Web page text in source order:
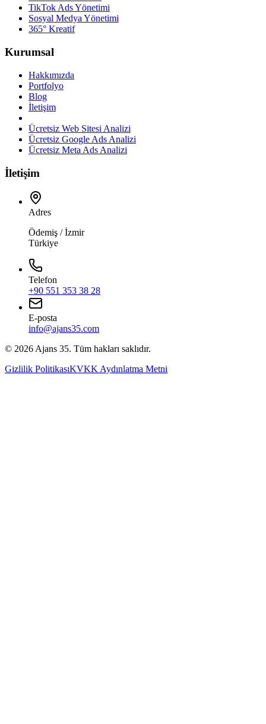
TikTok Ads Yönetimi
Sosyal Medya Yönetimi
365° Kreatif
Kurumsal
Hakkımızda
Portfolyo
Blog
İletişim
Ücretsiz Web Sitesi Analizi
Ücretsiz Google Ads Analizi
Ücretsiz Meta Ads Analizi
İletişim
Adres
Ödemiş / İzmir
Türkiye
Telefon
+90 551 353 38 28
E-posta
info@ajans35.com
© 2026 Ajans 35. Tüm hakları saklıdır.
Gizlilik PolitikasıKVKK Aydınlatma Metni